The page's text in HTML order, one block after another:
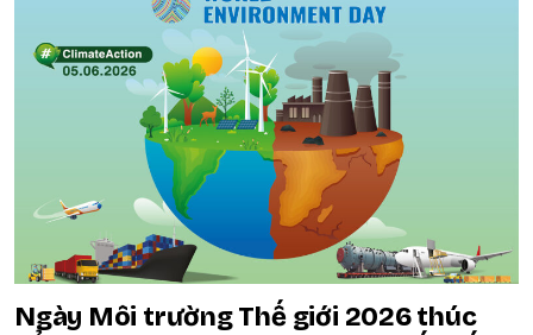
Ngày Môi trường Thế giới 2026 thúc